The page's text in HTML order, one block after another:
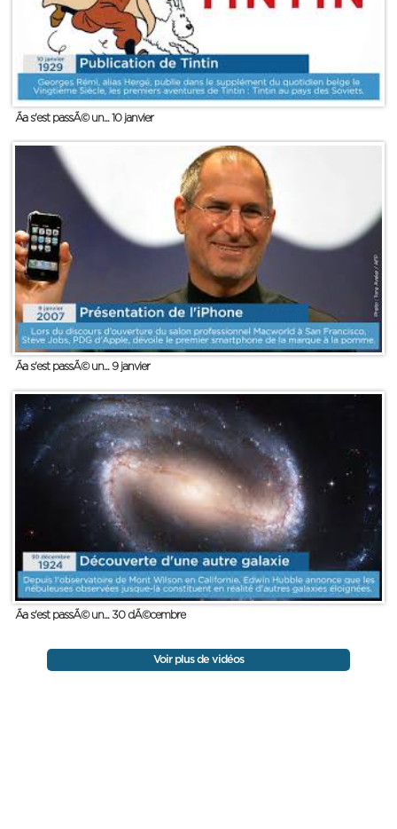
Ãa s'est passÃ© un... 10 janvier
Ãa s'est passÃ© un... 9 janvier
Ãa s'est passÃ© un... 30 dÃ©cembre
Voir plus de vidéos